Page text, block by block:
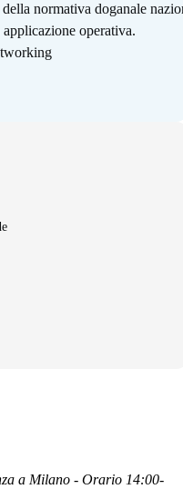
normativa doganale
operativa.
a Milano - Orario 14:00-